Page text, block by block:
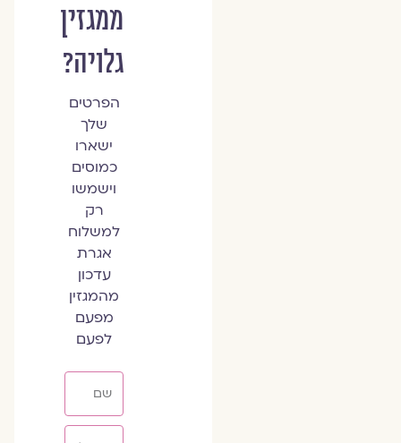
ממגזין
גלויה?
הפרטים
שלך
ישארו
כמוסים
וישמשו
רק
למשלוח
אגרת
עדכון
מהמגזין
מפעם
לפעם